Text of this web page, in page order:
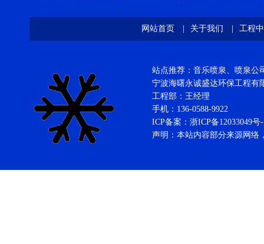
网站首页 | 关于我们 | 工程
站点推荐：音乐喷泉、喷泉公
宁波海曙永诚盛达环保工程
工程部：王经理
手机：136-0588-9922
ICP备案： 浙ICP备12033049号
声明：本站内容部分来源网络